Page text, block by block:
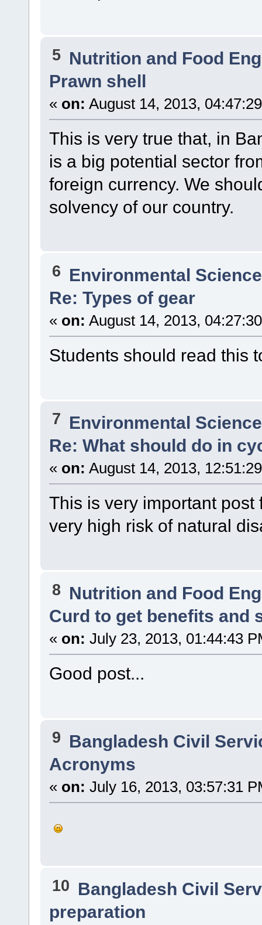
5 Nutrition and Food
Prawn shell
« on: August 14, 2013,
This is very true that, in
is a big potential sector
foreign currency. We
solvency of our country.
6 Environmental
Re: Types of gear
« on: August 14, 2013,
Students should read this
7 Environmental
Re: What should do in
« on: August 14, 2013,
This is very important
very high risk of natural
8 Nutrition and Food
Curd to get benefits and
« on: July 23, 2013, 01:44:43
Good post...
9 Bangladesh Civil
Acronyms
« on: July 16, 2013, 03:57:31
10 Bangladesh Civil
preparation